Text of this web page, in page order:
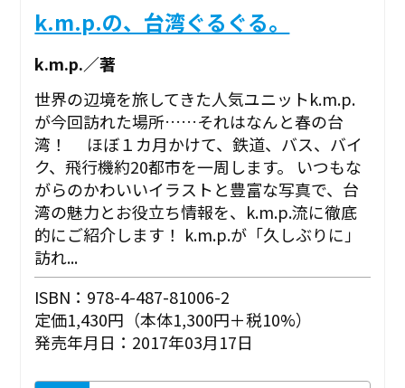
k.m.p.の、台湾ぐるぐる。
k.m.p.／著
世界の辺境を旅してきた人気ユニットk.m.p.
が今回訪れた場所……それはなんと春の台
湾！ ほぼ１カ月かけて、鉄道、バス、バイ
ク、飛行機約20都市を一周します。 いつもな
がらのかわいいイラストと豊富な写真で、台
湾の魅力とお役立ち情報を、k.m.p.流に徹底
的にご紹介します！ k.m.p.が「久しぶりに」
訪れ...
ISBN：978-4-487-81006-2
定価1,430円（本体1,300円＋税10%）
発売年月日：2017年03月17日